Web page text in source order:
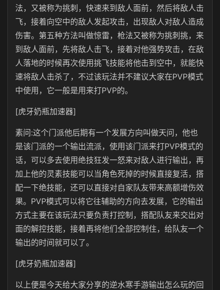
法，又被称为挑刺，快速来到敌人面前，然后将敌人击
飞，接着向空中的敌人发起攻击，出现敌人对敌人造成
伤害。第五种方法叫做惊雷，枪法又被称为挑刺挑，来
到敌人面前，先将敌人击飞，接着对他强势攻击，在敌
人落地的时候再次使用挑飞技能将他击到空中，就能快
速将敌人击杀了，不过该玩法并不建议大家在PVP模式
中使用，它一般是用来打PVP的。
[虎牙奶瓶加速器]
素问:这个门派他后期有一个发展方向叫做天问，他也
是该门派的一个输出流派，使用该门派来打PVP模式的
话，可以多去使用绝技狂发一怒来对敌人进行输出，再
加上他的灵素技能可以当角色死掉的时候直接复活，搭
配一下绝技能，还可以直接对自家队友带来高额增伤效
果。PVP模式可以将它往辅助的方向去发展，它的输出
方式主要在该玩法只要负责打控制，搭配队友来交出对
面的解控技能，接着再将他们全部控制住，给队友一个
输出的时间就可以了。
[虎牙奶瓶加速器]
以上便是今天给大家分享的逆水寒手游输出怎么玩的回